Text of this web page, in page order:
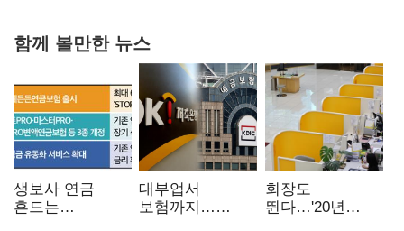
함께 볼만한 뉴스
생보사 연금
흔드는
대부업서
보험까지…
회장도
뛴다…'20년